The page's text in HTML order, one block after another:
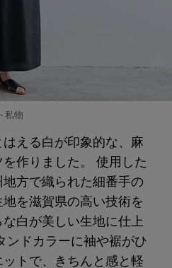
私物
える白が印象的な、麻
作りました。 使用した
方で織られた細番手の
を滋賀県の高い技術を
白が美しい生地に仕上
ンドカラーに袖や裾がひ
トで、きちんと感と軽